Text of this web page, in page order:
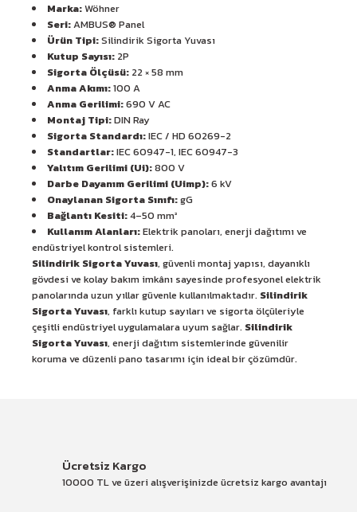
Marka:Wöhner
Seri:AMBUS® Panel
Ürün Tipi:Silindirik Sigorta Yuvası
Kutup Sayısı:2P
Sigorta Ölçüsü:22 × 58 mm
Anma Akımı:100 A
Anma Gerilimi:690 V AC
Montaj Tipi:DIN Ray
Sigorta Standardı:IEC / HD 60269-2
Standartlar:IEC 60947-1, IEC 60947-3
Yalıtım Gerilimi (Ui):800 V
Darbe Dayanım Gerilimi (Uimp):6 kV
Onaylanan Sigorta Sınıfı:gG
Bağlantı Kesiti:4–50 mm²
Kullanım Alanları:Elektrik panoları, enerji dağıtımı ve
endüstriyel kontrol sistemleri.
Silindirik Sigorta Yuvası, güvenli montaj yapısı, dayanıklı
gövdesi ve kolay bakım imkânı sayesinde profesyonel elektrik
panolarında uzun yıllar güvenle kullanılmaktadır. Silindirik
Sigorta Yuvası, farklı kutup sayıları ve sigorta ölçüleriyle
çeşitli endüstriyel uygulamalara uyum sağlar. Silindirik
Sigorta Yuvası, enerji dağıtım sistemlerinde güvenilir
koruma ve düzenli pano tasarımı için ideal bir çözümdür.
Ücretsiz Kargo
10000 TL ve üzeri alışverişinizde ücretsiz kargo avantajı